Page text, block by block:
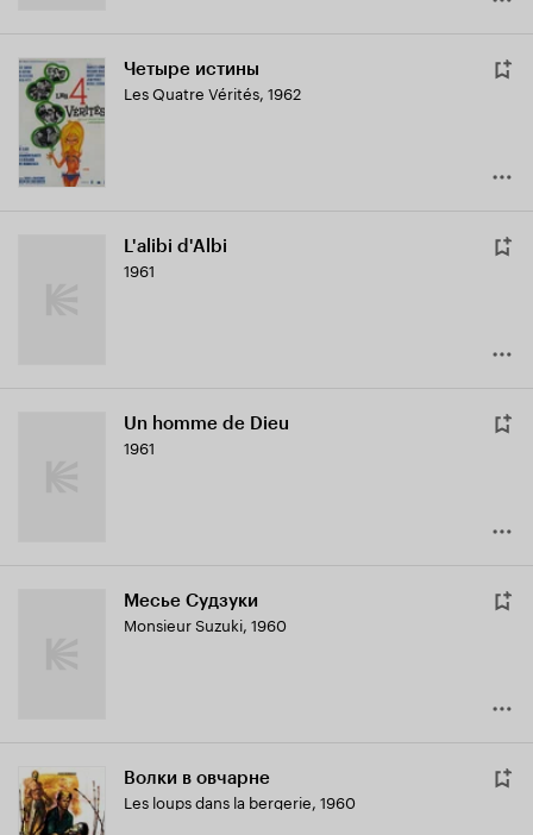
Четыре истины
Les Quatre Vérités, 1962
L'alibi d'Albi
1961
Un homme de Dieu
1961
Месье Судзуки
Monsieur Suzuki, 1960
Волки в овчарне
Les loups dans la bergerie, 1960